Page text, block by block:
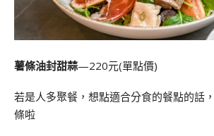
薯條油封甜蒜—220元(單點價)
若是人多聚餐，想點適合分食的餐點的話
條啦